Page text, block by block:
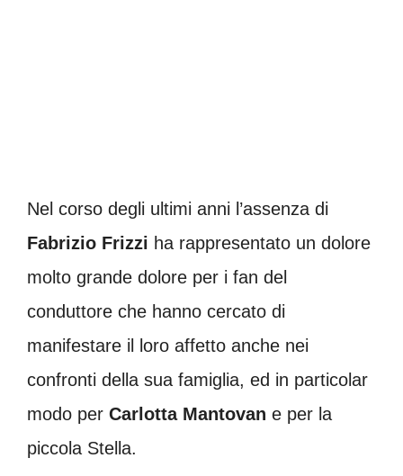
Nel corso degli ultimi anni l’assenza di
Fabrizio Frizzi ha rappresentato un dolore
molto grande dolore per i fan del
conduttore che hanno cercato di
manifestare il loro affetto anche nei
confronti della sua famiglia, ed in particolar
modo per Carlotta Mantovan e per la
piccola Stella.